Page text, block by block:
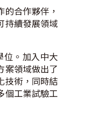
合作夥伴，
持續發展領域
位。加入中大
案領域做出了
技術，同時結
個工業試驗工